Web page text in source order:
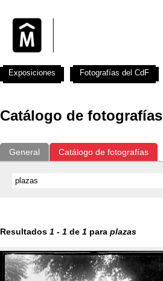
Catálogo de fotografías
General Catálogo de fotografías
Resultados 1 - 1 de 1 para plazas
Exposiciones Fotografías del CdF